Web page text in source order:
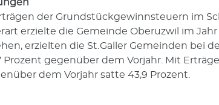
der Grundstückgewinnsteuern im
erzielte die Gemeinde Oberuzwil im Jahr
erzielten die St. Galler Gemeinden bei
gegenüber dem Vorjahr. Mit
dem Vorjahr satte 43,9 Prozent.